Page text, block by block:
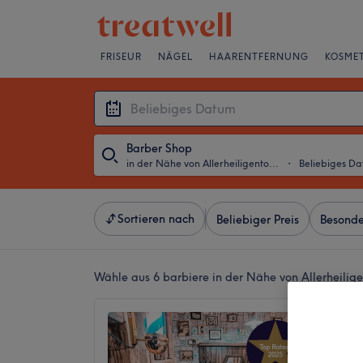
FRISEUR NÄGEL HAARENTFERNUNG
Barber Shop
in der Nähe von Allerheiligentor, Frankfurt am Main ・ Beliebiges
Sortieren nach Beliebiger Preis
Wähle aus 6 barbiere in der Nähe von
The